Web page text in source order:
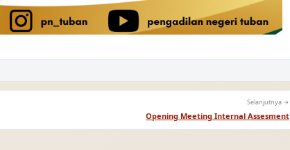
Selanjutnya →
Opening Meeting Internal Assesment